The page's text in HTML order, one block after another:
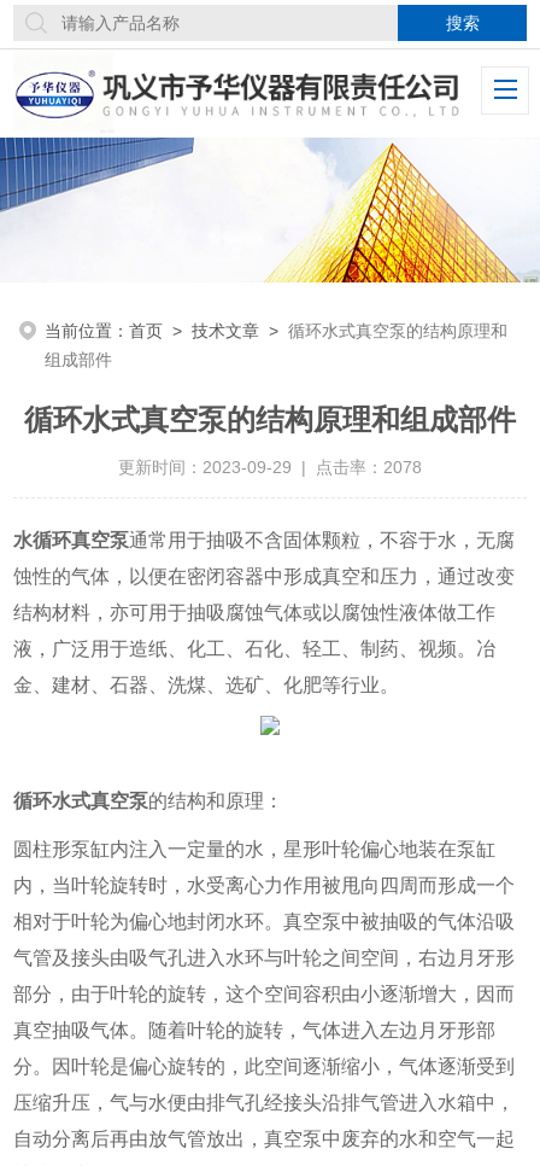
当前位置：首页 >技术文章 >循环水式真空泵的结构原理和
组成部件
循环水式真空泵的结构原理和组成部件
更新时间：2023-09-29 | 点击率：2078
水循环真空泵通常用于抽吸不含固体颗粒，不容于水，无腐
蚀性的气体，以便在密闭容器中形成真空和压力，通过改变
结构材料，亦可用于抽吸腐蚀气体或以腐蚀性液体做工作
液，广泛用于造纸、化工、石化、轻工、制药、视频。冶
金、建材、石器、洗煤、选矿、化肥等行业。
循环水式真空泵的结构和原理：
圆柱形泵缸内注入一定量的水，星形叶轮偏心地装在泵缸
内，当叶轮旋转时，水受离心力作用被甩向四周而形成一个
相对于叶轮为偏心地封闭水环。真空泵中被抽吸的气体沿吸
气管及接头由吸气孔进入水环与叶轮之间空间，右边月牙形
部分，由于叶轮的旋转，这个空间容积由小逐渐增大，因而
真空抽吸气体。随着叶轮的旋转，气体进入左边月牙形部
分。因叶轮是偏心旋转的，此空间逐渐缩小，气体逐渐受到
压缩升压，气与水便由排气孔经接头沿排气管进入水箱中，
自动分离后再由放气管放出，真空泵中废弃的水和空气一起